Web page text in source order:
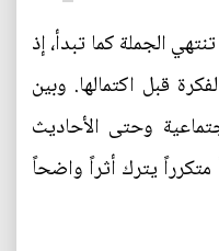
الجملة كما تبدأ، إذ
قبل اكتمالها. وبين
وحتى الأحاديث
يترك أثراً واضحاً